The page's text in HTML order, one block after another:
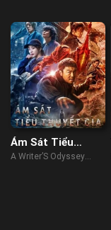
Ám Sát Tiểu
Thuyết Gia
A Writer’S Odyssey